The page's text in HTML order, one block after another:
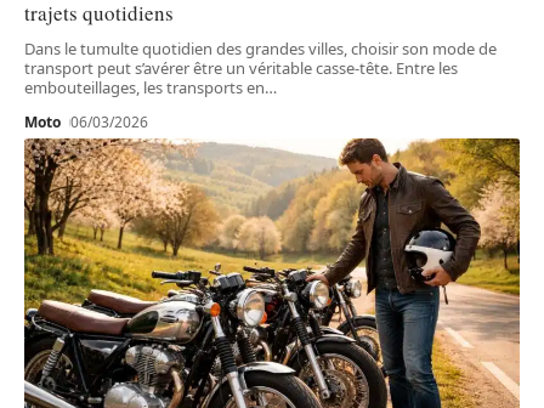
trajets quotidiens
Dans le tumulte quotidien des grandes villes, choisir son mode de
transport peut s’avérer être un véritable casse-tête. Entre les
embouteillages, les transports en…
Moto 06/03/2026